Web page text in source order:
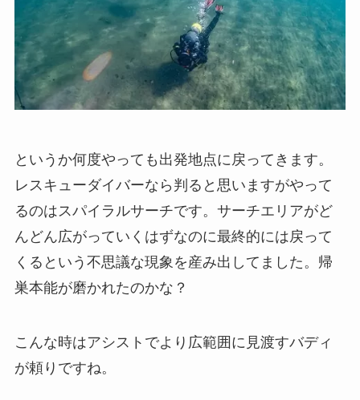
というか何度やっても出発地点に戻ってきます。
レスキューダイバーなら判ると思いますがやって
るのはスパイラルサーチです。サーチエリアがど
んどん広がっていくはずなのに最終的には戻って
くるという不思議な現象を産み出してました。帰
巣本能が磨かれたのかな？
こんな時はアシストでより広範囲に見渡すバディ
が頼りですね。